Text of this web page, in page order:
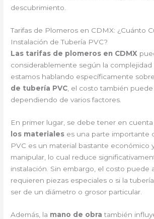
descubrimiento.
Tarifas de Plomeros en CDMX: ¿Cuánto
Instalación de Tubería PVC?
Las tarifas de plomeros en CDMX
considerablemente según la complejidad
estamos hablando específicamente
de tubería PVC , el costo también
dependiendo de varios factores.
En primer lugar, se debe tener en
los materiales es una parte importante
PVC es un material bastante económico
manipular, lo cual reduce
instalación. Sin embargo, el costo puede
requieren piezas especiales o si la
ser de un diámetro o grosor particular.
Además, la mano de obra también